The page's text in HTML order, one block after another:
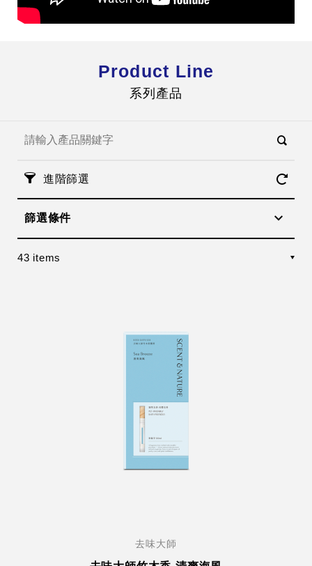
Product Line
系列產品
進階篩選
篩選條件
43 items
去味大師